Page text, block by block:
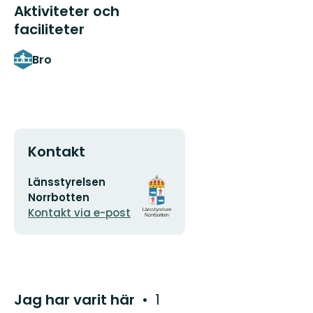
Aktiviteter och
faciliteter
Bro
Kontakt
E-
postadress
Länsstyrelsen
Norrbotten
Kontakt via e-post
Organisationens
logotyp
Jag har varit här 1